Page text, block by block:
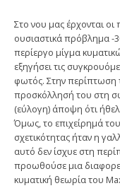
Στο νου μας έρχονται
ουσιαστικά πρόβλημα -
περίεργο μίγμα
εξηγήσει τις
φωτός. Στην περίπτωση
προσκόλλησή του στη
(εύλογη) άποψη ότι
Όμως, το επιχείρημά
σχετικότητας ήταν η
αυτό δεν ίσχυε στη
προωθούσε μια
κυματική θεωρία του